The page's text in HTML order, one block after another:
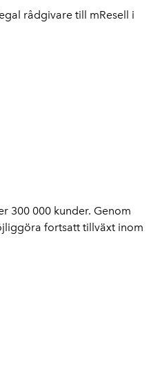
rådgivare till mResell i
300 000 kunder. Genom
fortsatt tillväxt inom